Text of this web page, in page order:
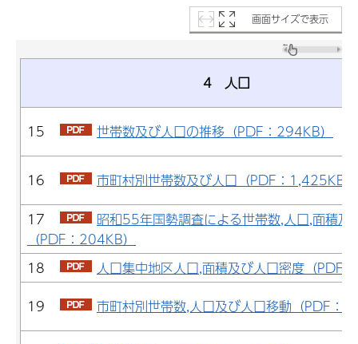
画面サイズで表示
4 人口
15 世帯数及び人口の推移（PDF：294KB）
16
市町村別世帯数及び人口（PDF：1,425KB）
17
昭和55年国勢調査による世帯数,人口,面積及
（PDF：204KB）
18
人口集中地区人口,面積及び人口密度（PDF
19
市町村別世帯数,人口及び人口移動（PDF：